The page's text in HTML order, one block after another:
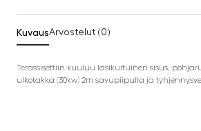
KuvausArvostelut (0)
Terassisettiin kuuluu lasikuituinen sisus,
ulkotakka (30kw) 2m savupiipulla ja